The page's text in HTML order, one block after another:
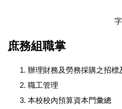
庶務組職掌
辦理財務及勞務採購之招標
職工管理
本校校內預算資本門彙總